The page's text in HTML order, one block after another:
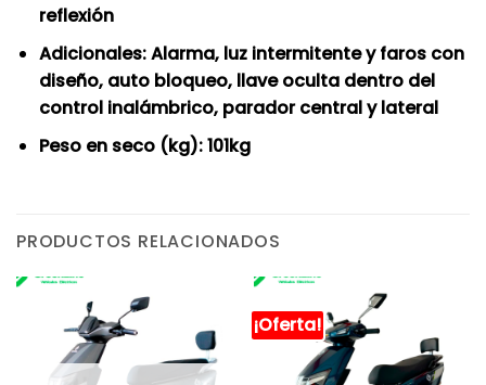
reflexión
Adicionales: Alarma, luz intermitente y faros con
diseño, auto bloqueo, llave oculta dentro del
control inalámbrico, parador central y lateral
Peso en seco (kg): 101kg
PRODUCTOS RELACIONADOS
¡Oferta!